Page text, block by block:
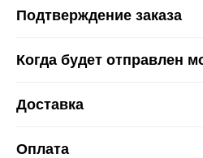
Подтверждение заказа
Когда будет отправлен
Доставка
Оплата